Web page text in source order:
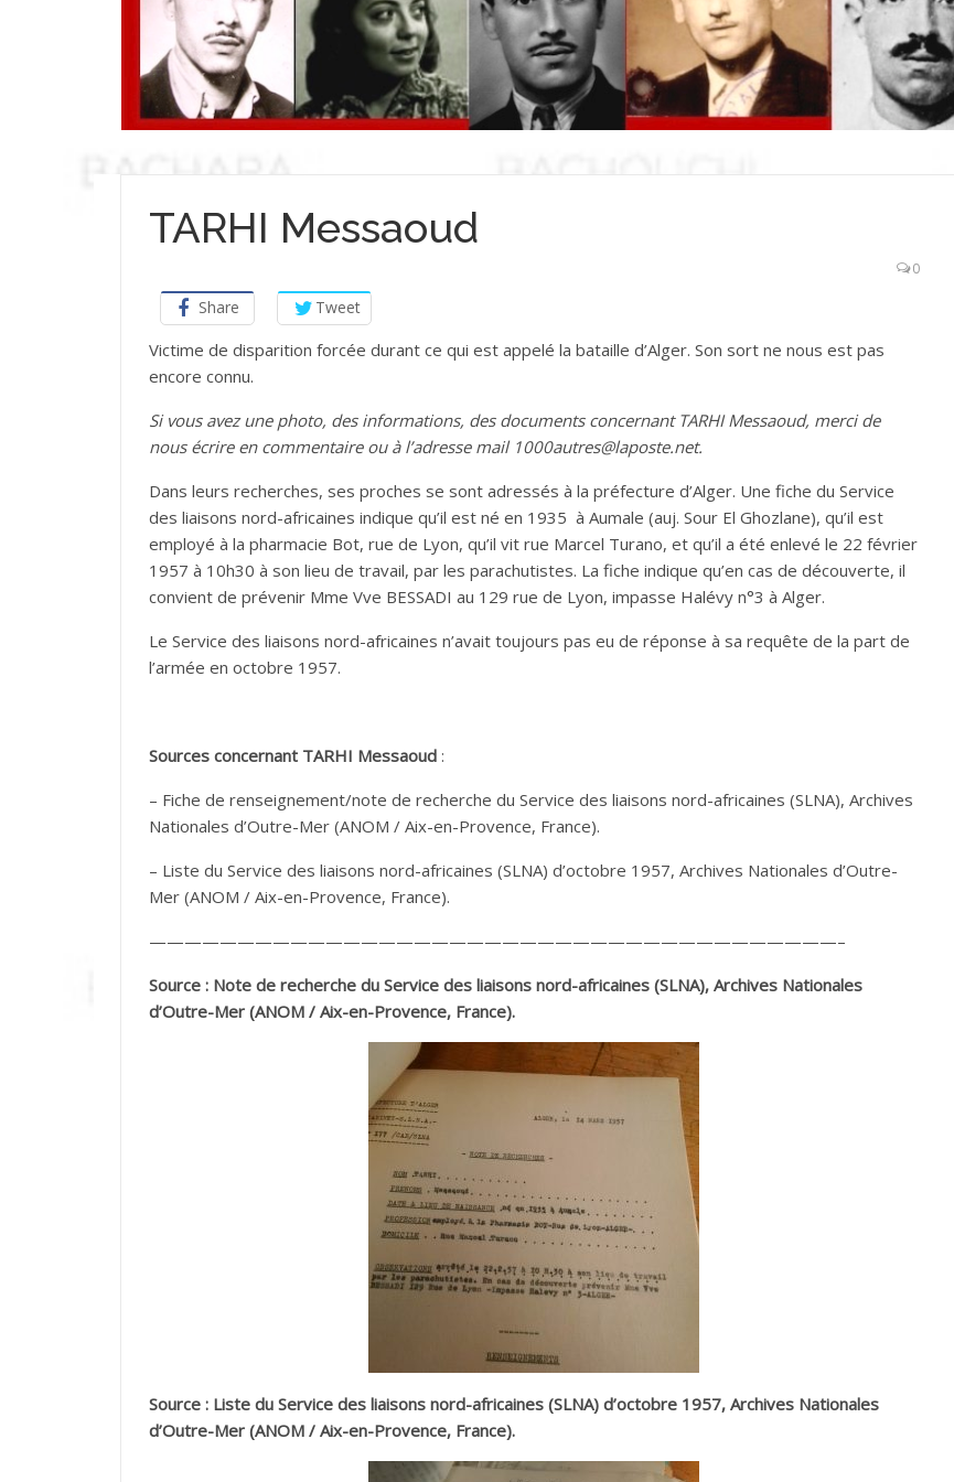
TARHI Messaoud
0
Share Tweet
Victime de disparition forcée durant ce qui est appelé la bataille d’Alger. Son sort ne nous est pas
encore connu.
Si vous avez une photo, des informations, des documents concernant TARHI Messaoud, merci de
nous écrire en commentaire ou à l’adresse mail 1000autres@laposte.net.
Dans leurs recherches, ses proches se sont adressés à la préfecture d’Alger. Une fiche du Service
des liaisons nord-africaines indique qu’il est né en 1935 à Aumale (auj. Sour El Ghozlane), qu’il est
employé à la pharmacie Bot, rue de Lyon, qu’il vit rue Marcel Turano, et qu’il a été enlevé le 22 février
1957 à 10h30 à son lieu de travail, par les parachutistes. La fiche indique qu’en cas de découverte, il
convient de prévenir Mme Vve BESSADI au 129 rue de Lyon, impasse Halévy n°3 à Alger.
Le Service des liaisons nord-africaines n’avait toujours pas eu de réponse à sa requête de la part de
l’armée en octobre 1957.
Sources concernant TARHI Messaoud:
– Fiche de renseignement/note de recherche du Service des liaisons nord-africaines (SLNA), Archives
Nationales d’Outre-Mer (ANOM / Aix-en-Provence, France).
– Liste du Service des liaisons nord-africaines (SLNA) d’octobre 1957, Archives Nationales d’Outre-
Mer (ANOM / Aix-en-Provence, France).
———————————————————————————————————————–
Source : Note de recherche du Service des liaisons nord-africaines (SLNA), Archives Nationales
d’Outre-Mer (ANOM / Aix-en-Provence, France).
Source : Liste du Service des liaisons nord-africaines (SLNA) d’octobre 1957, Archives Nationales
d’Outre-Mer (ANOM / Aix-en-Provence, France).